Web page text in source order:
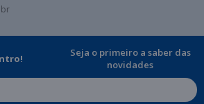
Seja o primeiro a saber das
novidades